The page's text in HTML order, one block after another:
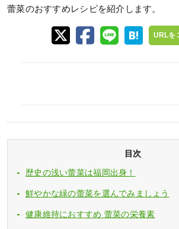
蕾菜のおすすめレシピを紹介します。
URLを
目次
歴史の浅い蕾菜は福岡出身！
鮮やかな緑の蕾菜を選んでみましょう
健康維持におすすめ 蕾菜の栄養素